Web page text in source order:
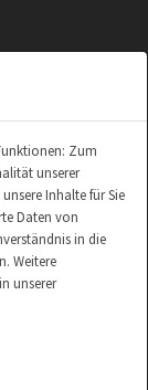
Zum
unserer
Inhalte für Sie
Daten von
in die
Weitere
unserer